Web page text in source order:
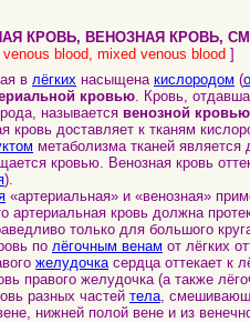
КРОВЬ, ВЕНОЗНАЯ КРОВЬ,
blood, mixed venous blood ]
в лёгких насыщена кислородом (
кровью. Кровь,
называется венозной кровью
доставляет к тканям
метаболизма тканей
кровью. Венозная кровь
).
«артериальная» и «венозная»
артериальная кровь должна
только для большого
по лёгочным венам от лёгких
желудочкасердца оттекает к
правого желудочка (а также
разных частей тела,
нижней полой вене и из